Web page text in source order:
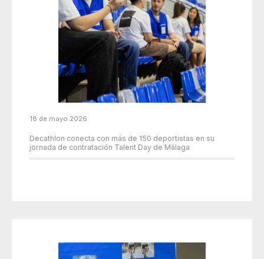
18 de mayo 2026
Decathlon conecta con más de 150 deportistas en su
jornada de contratación Talent Day de Málaga